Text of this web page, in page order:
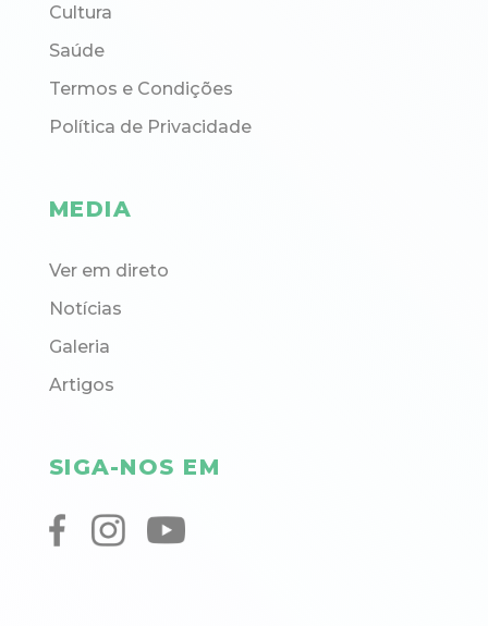
Cultura
Saúde
Termos e Condições
Política de Privacidade
MEDIA
Ver em direto
Notícias
Galeria
Artigos
SIGA-NOS EM